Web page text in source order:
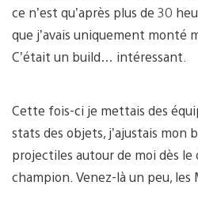
ce n’est qu’après plus de 30
que j’avais uniquement monté
C’était un build… intéressant.
Cette fois-ci je mettais des
stats des objets, j’ajustais mon
projectiles autour de moi dès
champion. Venez-là un peu, les